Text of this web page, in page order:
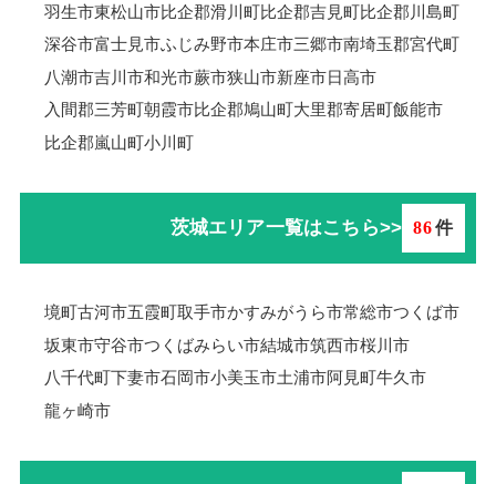
羽生市東松山市比企郡滑川町比企郡吉見町比企郡川島町
深谷市富士見市ふじみ野市本庄市三郷市南埼玉郡宮代町
八潮市吉川市和光市蕨市狭山市新座市日高市
入間郡三芳町朝霞市比企郡鳩山町大里郡寄居町飯能市
比企郡嵐山町小川町
茨城エリア一覧はこちら>> 86件
境町古河市五霞町取手市かすみがうら市常総市つくば市
坂東市守谷市つくばみらい市結城市筑西市桜川市
八千代町下妻市石岡市小美玉市土浦市阿見町牛久市
龍ヶ崎市